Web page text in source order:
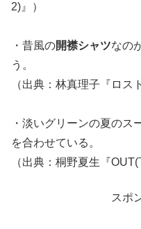
2)』）
・昔風の開襟シャツなの
う。
（出典：林真理子『ロス
・淡いグリーンの夏のス
を合わせている。
（出典：桐野夏生『OUT(
スポ